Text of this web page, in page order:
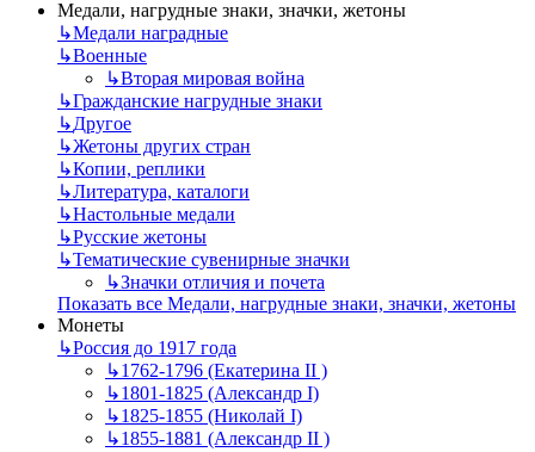
Медали, нагрудные знаки, значки, жетоны
↳Mедали наградные
↳Военные
↳Вторая мировая война
↳Гражданские нагрудные знаки
↳Другое
↳Жетоны других стран
↳Копии, реплики
↳Литература, каталоги
↳Настольные медали
↳Русские жетоны
↳Тематические сувенирные значки
↳Значки отличия и почета
Показать все Медали, нагрудные знаки, значки, жетоны
Монеты
↳Россия до 1917 года
↳1762-1796 (Екатерина II )
↳1801-1825 (Александр I)
↳1825-1855 (Николай I)
↳1855-1881 (Александр II )